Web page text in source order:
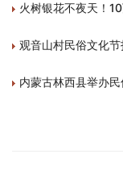
火树银花不夜天！
观音山村民俗文化
内蒙古林西县举办